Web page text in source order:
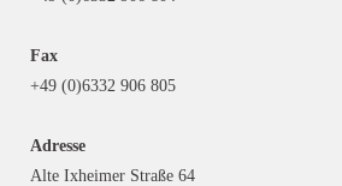
Fax
+49 (0)6332 906 805
Adresse
Alte Ixheimer Straße 64